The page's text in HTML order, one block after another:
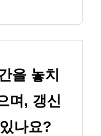
을 놓치
며, 갱신
나요?